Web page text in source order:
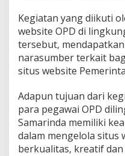
Kegiatan yang diikuti
website OPD di
tersebut,
narasumber terkait
situs website
Adapun tujuan dari
para pegawai OPD
Samarinda memiliki
dalam mengelola situs
berkualitas, kreatif